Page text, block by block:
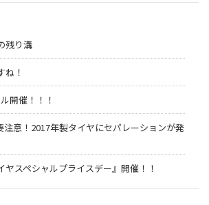
残り溝
ね！
開催！！！
注意！2017年製タイヤにセパレーションが発
ヤスペシャルプライスデー』開催！！